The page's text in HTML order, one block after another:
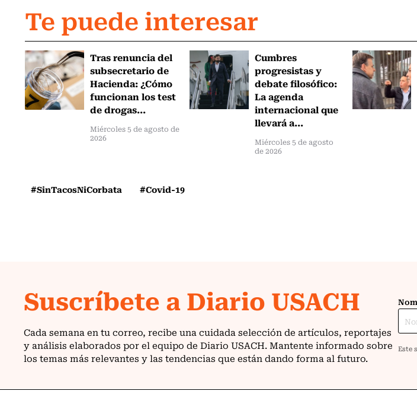
Te puede interesar
Tras renuncia del
subsecretario de
Hacienda: ¿Cómo
funcionan los test
de drogas...
Miércoles 5 de agosto de
2026
Cumbres
progresistas y
debate filosófico:
La agenda
internacional que
llevará a...
Miércoles 5 de agosto
de 2026
#SinTacosNiCorbata #Covid-19